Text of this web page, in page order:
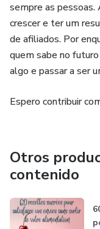
sempre as pessoas.
crescer e ter um
de afiliados. Por
quem sabe no
algo e passar a ser
Espero contribuir
Otros
contenido